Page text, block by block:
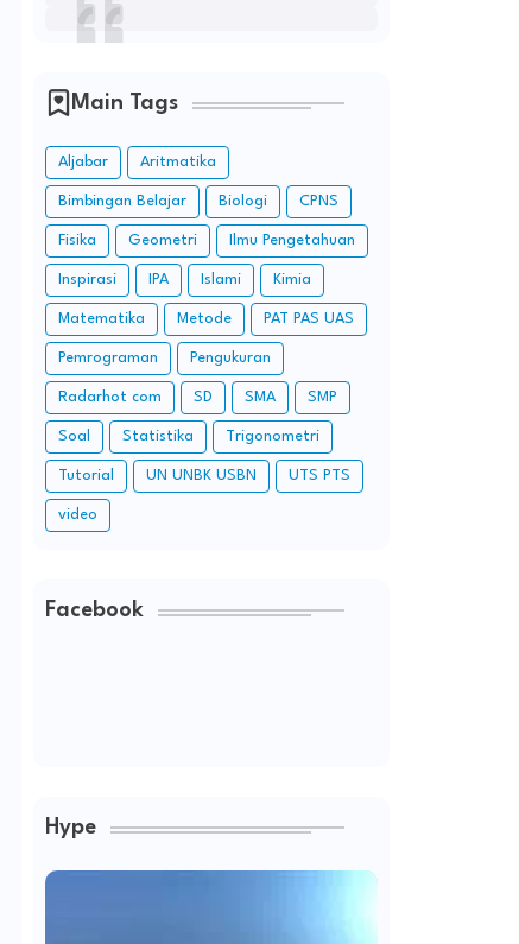
Main Tags
Aljabar Aritmatika
Bimbingan Belajar Biologi CPNS
Fisika Geometri Ilmu Pengetahuan
Inspirasi IPA Islami Kimia
Matematika Metode PAT PAS UAS
Pemrograman Pengukuran
Radarhot com SD SMA SMP
Soal Statistika Trigonometri
Tutorial UN UNBK USBN UTS PTS
video
Facebook
Hype